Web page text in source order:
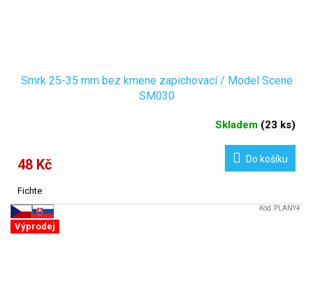
Smrk 25-35 mm bez kmene zapichovací / Model Scene
SM030
Skladem (23 ks)
48 Kč Do košíku
Fichte
Výprodej
Kód: PLANY4